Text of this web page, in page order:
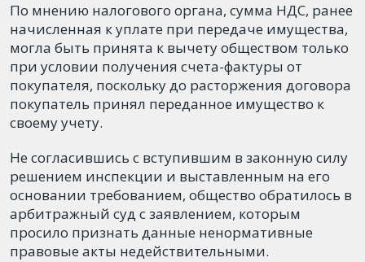
По мнению налогового органа, сумма НДС, ранее
начисленная к уплате при передаче имущества,
могла быть принята к вычету обществом только
при условии получения счета-фактуры от
покупателя, поскольку до расторжения договора
покупатель принял переданное имущество к
своему учету.
Не согласившись с вступившим в законную силу
решением инспекции и выставленным на его
основании требованием, общество обратилось в
арбитражный суд с заявлением, которым
просило признать данные ненормативные
правовые акты недействительными.